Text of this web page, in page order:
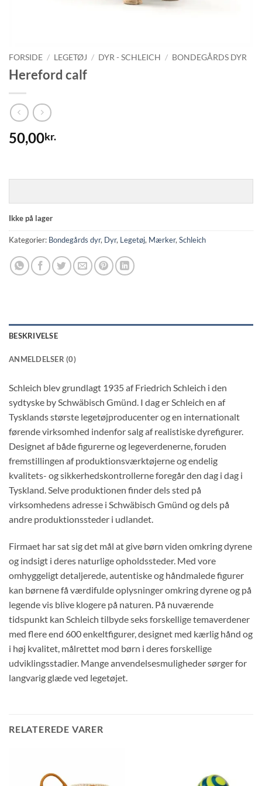
FORSIDE / LEGETØJ / DYR - SCHLEICH / BONDEGÅRDS DYR
Hereford calf
50,00kr.
Ikke på lager
Kategorier: Bondegårds dyr, Dyr, Legetøj, Mærker, Schleich
BESKRIVELSE
ANMELDELSER (0)
Schleich blev grundlagt 1935 af Friedrich Schleich i den
sydtyske by Schwäbisch Gmünd. I dag er Schleich en af
Tysklands største legetøjproducenter og en internationalt
førende virksomhed indenfor salg af realistiske dyrefigurer.
Designet af både figurerne og legeverdenerne, foruden
fremstillingen af produktionsværktøjerne og endelig
kvalitets- og sikkerhedskontrollerne foregår den dag i dag i
Tyskland. Selve produktionen finder dels sted på
virksomhedens adresse i Schwäbisch Gmünd og dels på
andre produktionssteder i udlandet.
Firmaet har sat sig det mål at give børn viden omkring dyrene
og indsigt i deres naturlige opholdssteder. Med vore
omhyggeligt detaljerede, autentiske og håndmalede figurer
kan børnene få værdifulde oplysninger omkring dyrene og på
legende vis blive klogere på naturen. På nuværende
tidspunkt kan Schleich tilbyde seks forskellige temaverdener
med flere end 600 enkeltfigurer, designet med kærlig hånd og
i høj kvalitet, målrettet mod børn i deres forskellige
udviklingsstadier. Mange anvendelsesmuligheder sørger for
langvarig glæde ved legetøjet.
RELATEREDE VARER